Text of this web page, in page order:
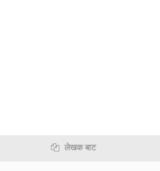
लेखक बाट